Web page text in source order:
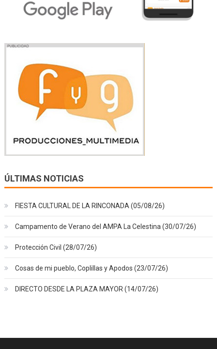
ÚLTIMAS NOTICIAS
FIESTA CULTURAL DE LA RINCONADA (05/08/26)
Campamento de Verano del AMPA La Celestina (30/07/26)
Protección Civil (28/07/26)
Cosas de mi pueblo, Coplillas y Apodos (23/07/26)
DIRECTO DESDE LA PLAZA MAYOR (14/07/26)